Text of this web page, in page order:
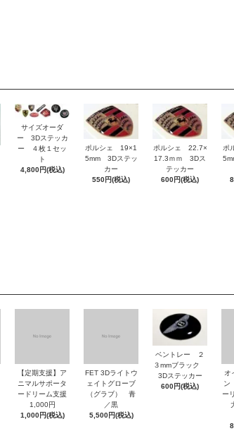
サイズオーダ
ー 3Dステッカ
ー ４枚１セッ
ト
4,800円(税込)
ポルシェ 19×1
5mm 3Dステッ
カー
550円(税込)
ポルシェ 22.7×
17.3ｍｍ 3Dス
テッカー
600円(税込)
ポ
【定期支援】ア
ニマルサポータ
ードリーム支援
1,000円
1,000円(税込)
FET 3Dライトウ
ェイトグローブ
（グラブ） 青
／黒
5,500円(税込)
ベントレー ２
３mmブラック
3Dステッカー
600円(税込)
オ
ン
ー